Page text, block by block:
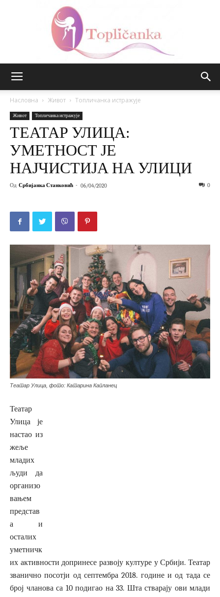
Насловна Живот Топличанка истражује
Живот Топличанка истражује
ТЕАТАР УЛИЦА:
УМЕТНОСТ ЈЕ
НАЈЧИСТИЈА НА УЛИЦИ
Од Србијанка Станковић - 06/04/2020 0
Театар Улица, фото: Катарина Капланец
Театар
Улица је
настао из
жеље
младих
људи да
организо
вањем
представ
а и
осталих
уметничк
их активности допринесе развоју културе у Србији. Театар
званично посотји од септембра 2018. године и од тада се
број чланова са 10 подигао на 33. Шта стварају ови млади